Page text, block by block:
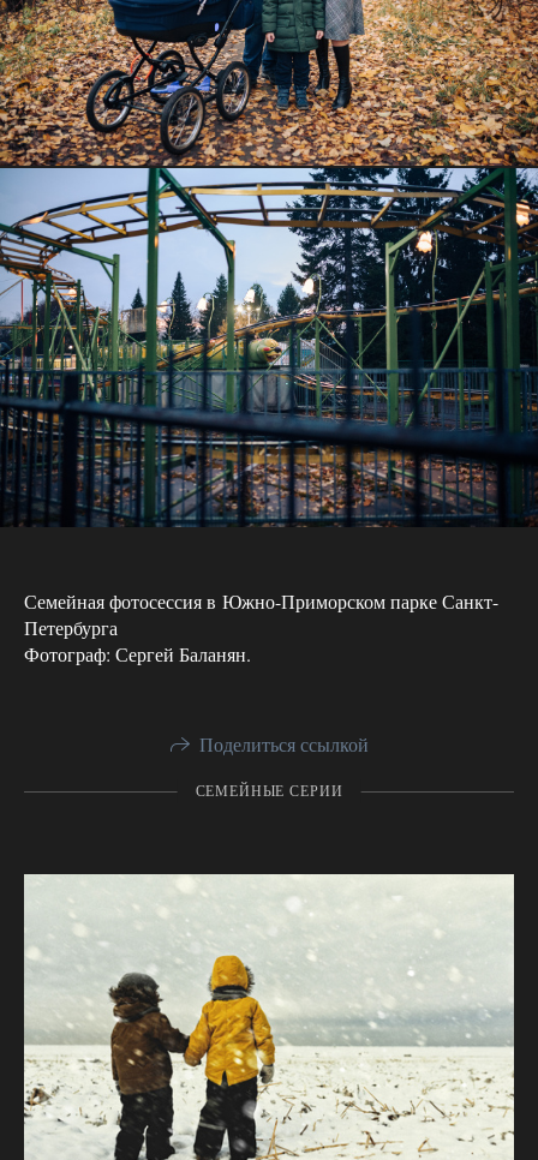
Семейная фотосессия в Южно-Приморском парке Санкт-
Петербурга
Фотограф: Сергей Баланян.
Поделиться ссылкой
СЕМЕЙНЫЕ СЕРИИ